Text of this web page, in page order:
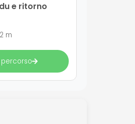
e ritorno
m